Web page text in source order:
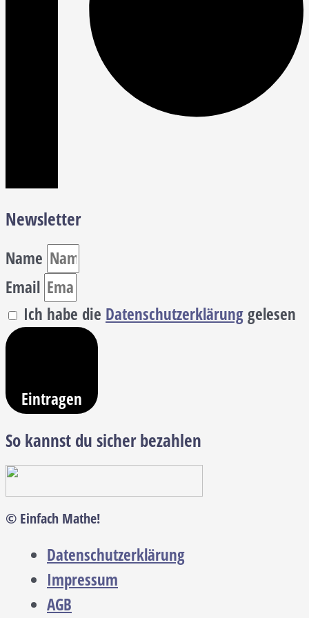
Newsletter
Name
Email
Ich habe die Datenschutzerklärunggelesen
Eintragen
So kannst du sicher bezahlen
© Einfach Mathe!
Datenschutzerklärung
Impressum
AGB